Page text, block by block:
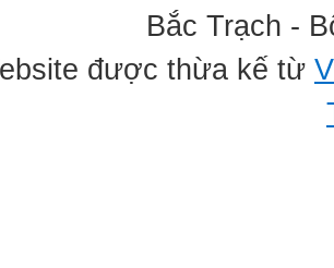
Bắc Trạch -
được thừa kế từ